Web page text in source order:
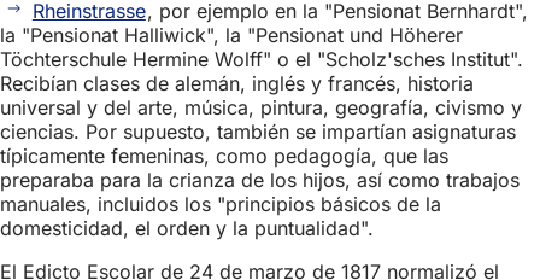
Rheinstrasse, por ejemplo en la "Pensionat Bernhardt",
la "Pensionat Halliwick", la "Pensionat und Höherer
Töchterschule Hermine Wolff" o el "Scholz'sches Institut".
Recibían clases de alemán, inglés y francés, historia
universal y del arte, música, pintura, geografía, civismo y
ciencias. Por supuesto, también se impartían asignaturas
típicamente femeninas, como pedagogía, que las
preparaba para la crianza de los hijos, así como trabajos
manuales, incluidos los "principios básicos de la
domesticidad, el orden y la puntualidad".
El Edicto Escolar de 24 de marzo de 1817 normalizó el